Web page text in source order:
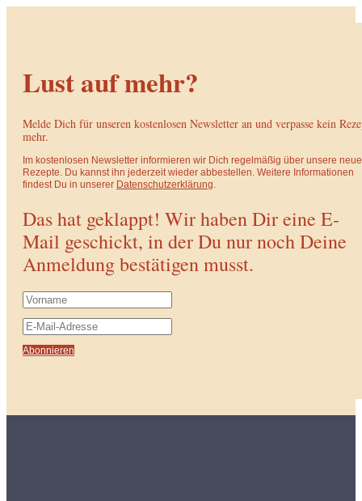
Lust auf mehr?
Melde Dich für unseren kostenlosen Newsletter an und verpasse kein
mehr.
Im kostenlosen Newsletter informieren wir Dich regelmäßig über unsere
Rezepte. Du kannst ihn jederzeit wieder abbestellen. Weitere Informationen
findest Du in unserer Datenschutzerklärung.
Das hat geklappt! Wir haben Dir eine E-
Mail geschickt, in der Du nur noch Deine
Anmeldung bestätigen musst.
Abonnieren